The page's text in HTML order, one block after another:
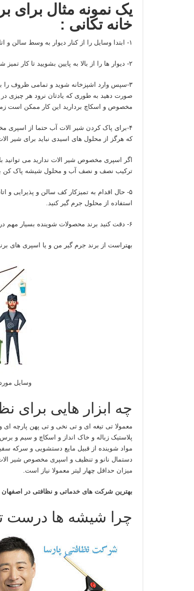
یک نمونه مثال برای
خانه تکانی :
۱- ابتدا وسایل را از کنار دیوار به وسط سالن و اتاق هدایت کنید.
۲- دیوار ها را از بالا به پایین بشویید تا کار تمیز شدن دیوار ها تمام شود
۳-سپس وارد اشپزخانه شوید و تمامی ظروف را
صورت دهید به طوری که یادتان نرود هر چیزی
مخصوص و اسکاچ بردارید این کار ممکن است
۴-برای پاک کردن شیر الات آب حتما از اسپری
که هرگز از محلول های اسیدی نباید برای شیر
اگر اسپری مخصوص شیر الات ندارید می توانید
ترکیب نصف و نصف آب و محلول شیشه پاک کن
۵- حال اقدام به تمیزکار کف سالن و پذیرایی و
استفاده از محلول جرم گیر کنید.
۶- دقت کنید برند محصولات شوینده بسیار مهم در زمینه بهره بری و پیشرفت کار است.
بهتراست از برند جرم گیر من و یا اسپری های
وسایل
چه ابزار هایی برای
معمولا تی تیغه ای و تی نخی و تی پهن پارچه
پلاستیک زباله و خاک انداز و اسکاچ و سیم و
مواد شوینده از قبیل مایع دستشویی و سرکه
دستمال نانو و تنظیف و اسپری مخصوص شیر
میزان حداقل چهار لیتر معمولا نیاز است.
بهترین شرکت های خدماتی و نظافتی در اصفهان
چرا شیشه ها درست